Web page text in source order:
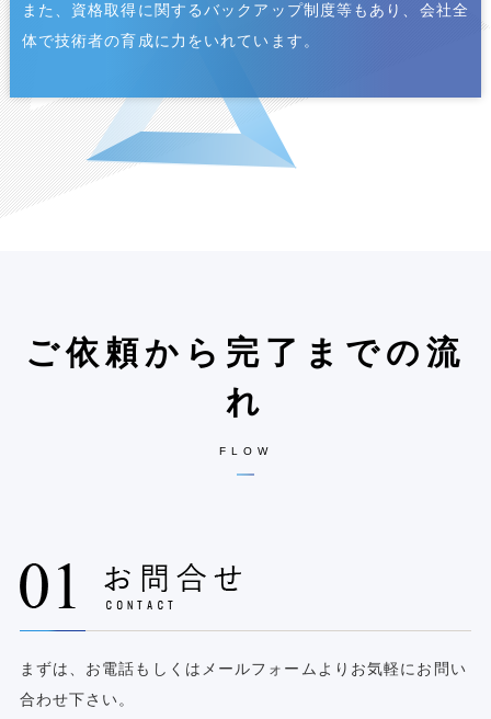
また、資格取得に関するバックアップ制度等もあり、会社全
体で技術者の育成に力をいれています。
ご依頼から完了までの流
れ
FLOW
まずは、お電話もしくはメールフォームよりお気軽にお問い
合わせ下さい。